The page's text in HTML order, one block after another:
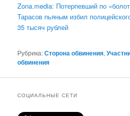
Zona.media: Потерпевший по
Тарасов пьяным избил
35 тысяч рублей
Рубрика:Сторона обвинения,
обвинения
СОЦИАЛЬНЫЕ СЕТИ